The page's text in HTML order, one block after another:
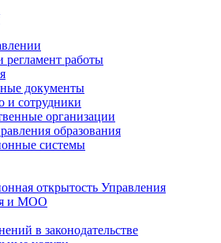
регламент работы
документы
и сотрудники
организации
образования
системы
открытость Управления
и МОО
в законодательстве